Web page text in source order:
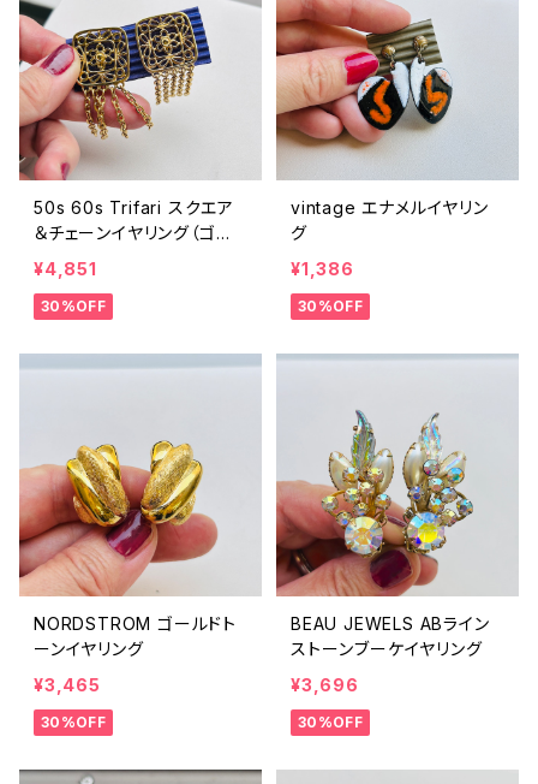
50s 60s Trifari スクエア
＆チェーンイヤリング（ゴー
ルド）
¥4,851
30%OFF
vintage エナメルイヤリン
グ
¥1,386
30%OFF
NORDSTROM ゴールドト
ーンイヤリング
¥3,465
30%OFF
BEAU JEWELS ABライン
ストーンブーケイヤリング
¥3,696
30%OFF